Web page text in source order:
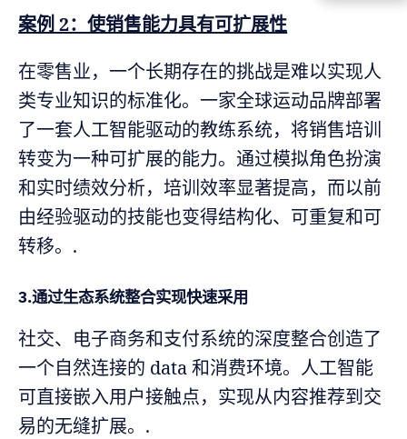
案例 2：使销售能力具有可扩展性
在零售业，一个长期存在的挑战是难以实现人
类专业知识的标准化。一家全球运动品牌部署
了一套人工智能驱动的教练系统，将销售培训
转变为一种可扩展的能力。通过模拟角色扮演
和实时绩效分析，培训效率显著提高，而以前
由经验驱动的技能也变得结构化、可重复和可
转移。.
3.通过生态系统整合实现快速采用
社交、电子商务和支付系统的深度整合创造了
一个自然连接的 data 和消费环境。人工智能
可直接嵌入用户接触点，实现从内容推荐到交
易的无缝扩展。.